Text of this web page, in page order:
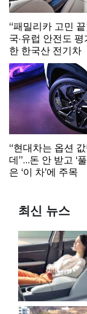
“패밀리카 고민 끝
국·유럽 안전도 평
한 한국산 전기차
“현대차는 옵션
데”…돈 안 받고 ‘
은 ‘이 차’에 주목
최신 뉴스